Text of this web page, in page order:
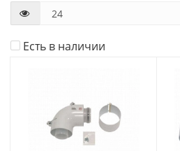
Есть в наличии